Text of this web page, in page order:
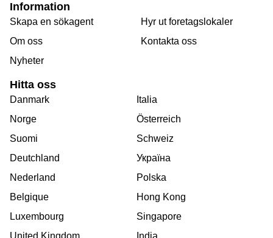
Information
Skapa en sökagent
Om oss
Nyheter
Hyr ut foretagslokaler
Kontakta oss
Hitta oss
Danmark
Norge
Suomi
Deutchland
Nederland
Belgique
Luxembourg
Italia
Österreich
Schweiz
Україна
Polska
Hong Kong
Singapore